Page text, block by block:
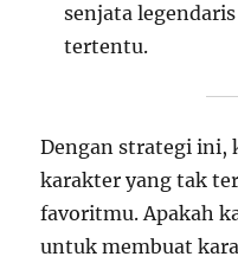
senjata
tertentu.
Dengan strategi ini,
karakter yang tak
favoritmu. Apakah
untuk membuat